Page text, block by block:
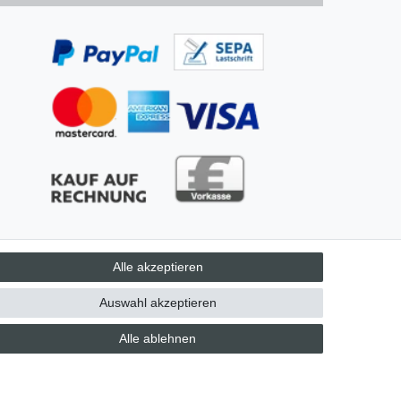
AGB
Alle akzeptieren
Alle ablehnen
Auswahl akzeptieren